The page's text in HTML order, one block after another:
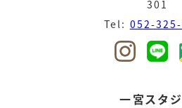
301
Tel: 052-
一宮スタ